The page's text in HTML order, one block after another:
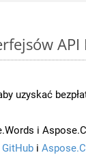
API
uzyskać
i
i